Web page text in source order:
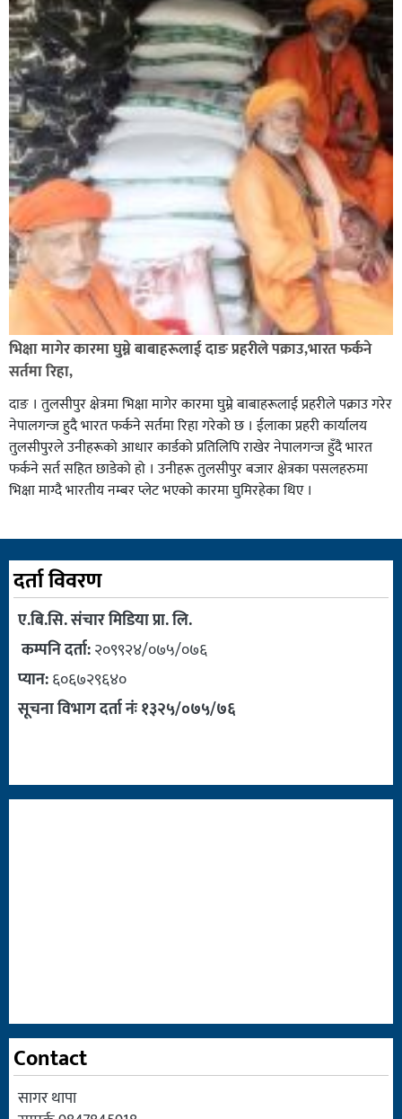
भिक्षा मागेर कारमा घुम्ने बाबाहरूलाई दाङ प्रहरीले पक्राउ,भारत फर्कने
सर्तमा रिहा,
दाङ । तुलसीपुर क्षेत्रमा भिक्षा मागेर कारमा घुम्ने बाबाहरूलाई प्रहरीले पक्राउ गरेर
नेपालगन्ज हुदै भारत फर्कने सर्तमा रिहा गरेको छ । ईलाका प्रहरी कार्यालय
तुलसीपुरले उनीहरूको आधार कार्डको प्रतिलिपि राखेर नेपालगन्ज हुँदै भारत
फर्कने सर्त सहित छाडेको हो । उनीहरू तुलसीपुर बजार क्षेत्रका पसलहरुमा
भिक्षा माग्दै भारतीय नम्बर प्लेट भएको कारमा घुमिरहेका थिए ।
दर्ता विवरण
ए.बि.सि. संचार मिडिया प्रा. लि.
कम्पनि दर्ता:२०९९२४/०७५/०७६
प्यान:६०६७२९६४०
सूचना विभाग दर्ता नंः १३२५/०७५/७६
Contact
सागर थापा